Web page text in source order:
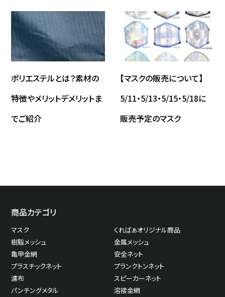
ポリエステルとは？素材の
特徴やメリットデメリットま
でご紹介
【マスクの販売について】
5/11・5/13・5/15・5/18に
販売予定のマスク
商品カテゴリ
マスク
くればぁオリジナル商品
樹脂メッシュ
金属メッシュ
亀甲金網
安全ネット
プラスチックネット
プランクトンネット
濾布
スピーカーネット
パンチングメタル
溶接金網